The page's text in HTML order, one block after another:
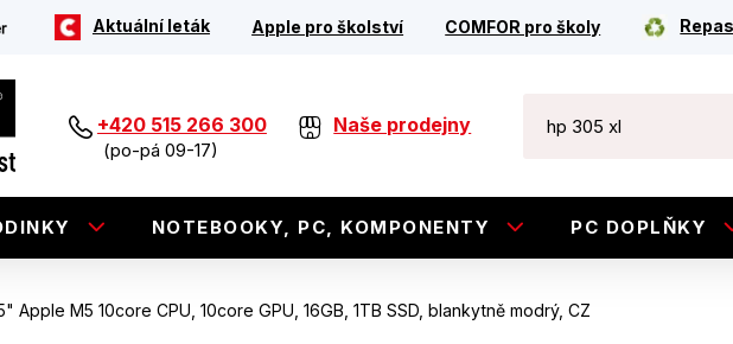
Aktuální leták Apple pro školství COMFOR pro školy
+420 515 266 300
(po-pá 09-17)
Naše prodejny
NOTEBOOKY, PC, KOMPONENTY PC DOPLŇKY
Apple M5 10core CPU, 10core GPU, 16GB, 1TB SSD, blankytně modrý, CZ